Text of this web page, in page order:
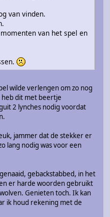
van vinden.
van het spel en
wilde verlengen om zo nog
dit met beertje
2 lynches nodig voordat
jammer dat de stekker er
lang nodig was voor een
gebackstabbed, in het
er harde woorden gebruikt
Genieten toch. Ik kan
ik houd rekening met de